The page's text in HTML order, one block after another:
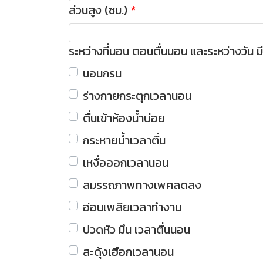
ส่วนสูง (ซม.)
ระหว่างที่นอน ตอนตื่นนอน และระหว่างวัน
นอนกรน
ร่างกายกระตุกเวลานอน
ตื่นเข้าห้องน้ำบ่อย
กระหายน้ำเวลาตื่น
เหงื่อออกเวลานอน
สมรรถภาพทางเพศลดลง
อ่อนเพลียเวลาทำงาน
ปวดหัว มึน เวลาตื่นนอน
สะดุ้งเฮือกเวลานอน